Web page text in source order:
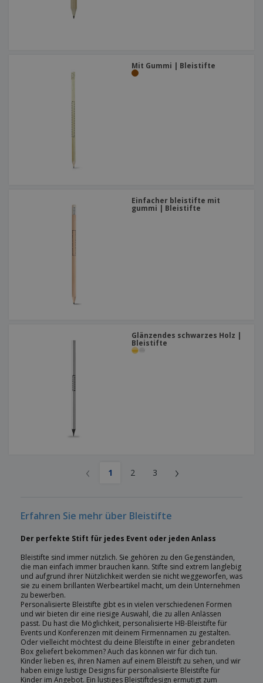
Mit Gummi | Bleistifte
Einfacher bleistifte mit
gummi | Bleistifte
Glänzendes schwarzes Holz |
Bleistifte
‹ 1 2 3 ›
Erfahren Sie mehr über Bleistifte
Der perfekte Stift für jedes Event oder jeden Anlass
Bleistifte sind immer nützlich. Sie gehören zu den Gegenständen,
die man einfach immer brauchen kann. Stifte sind extrem langlebig
und aufgrund ihrer Nützlichkeit werden sie nicht weggeworfen, was
sie zu einem brillanten Werbeartikel macht, um dein Unternehmen
zu bewerben.
Personalisierte Bleistifte gibt es in vielen verschiedenen Formen
und wir bieten dir eine riesige Auswahl, die zu allen Anlässen
passt. Du hast die Möglichkeit, personalisierte HB-Bleistifte für
Events und Konferenzen mit deinem Firmennamen zu gestalten.
Oder vielleicht möchtest du deine Bleistifte in einer gebrandeten
Box geliefert bekommen? Auch das können wir für dich tun.
Kinder lieben es, ihren Namen auf einem Bleistift zu sehen, und wir
haben einige lustige Designs für personalisierte Bleistifte für
Kinder im Angebot. Ein lustiges Bleistiftdesign ermutigt zum